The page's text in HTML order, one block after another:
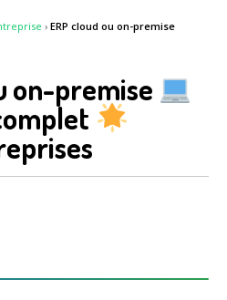
› ERP cloud ou on-premise
on-premise